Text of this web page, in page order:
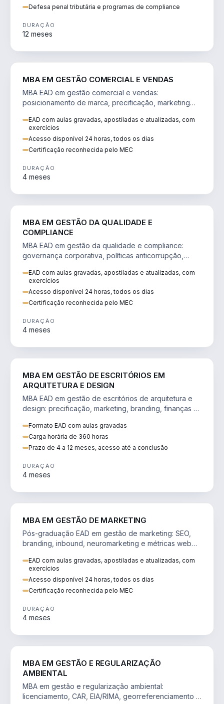
Defesa penal tributária e programas de compliance
DURAÇÃO
12 meses
MBA EM GESTÃO COMERCIAL E VENDAS
MBA EAD em gestão comercial e vendas:
posicionamento de marca, precificação, marketing
EAD com aulas gravadas, apostiladas e atualizadas, com
exercícios
Acesso disponível 24 horas, todos os dias
Certificação reconhecida pelo MEC
DURAÇÃO
4 meses
MBA EM GESTÃO DA QUALIDADE E
COMPLIANCE
MBA EAD em gestão da qualidade e compliance:
governança corporativa, políticas anticorrupção,
EAD com aulas gravadas, apostiladas e atualizadas, com
exercícios
Acesso disponível 24 horas, todos os dias
Certificação reconhecida pelo MEC
DURAÇÃO
4 meses
MBA EM GESTÃO DE ESCRITÓRIOS EM
ARQUITETURA E DESIGN
MBA EAD em gestão de escritórios de arquitetura e
design: precificação, marketing, branding, finanças e
Formato EAD com aulas gravadas
Carga horária de 360 horas
Prazo de 4 a 12 meses, acesso até a conclusão
DURAÇÃO
4 meses
MBA EM GESTÃO DE MARKETING
Pós-graduação EAD em gestão de marketing: SEO,
branding, inbound, neuromarketing e métricas web
EAD com aulas gravadas, apostiladas e atualizadas, com
exercícios
Acesso disponível 24 horas, todos os dias
Certificação reconhecida pelo MEC
DURAÇÃO
4 meses
MBA EM GESTÃO E REGULARIZAÇÃO
AMBIENTAL
MBA em gestão e regularização ambiental:
licenciamento, CAR, EIA/RIMA, georreferenciamento e